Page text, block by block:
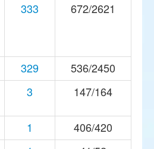
333 672/2621
329
536/2450
3 147/164
1
406/420